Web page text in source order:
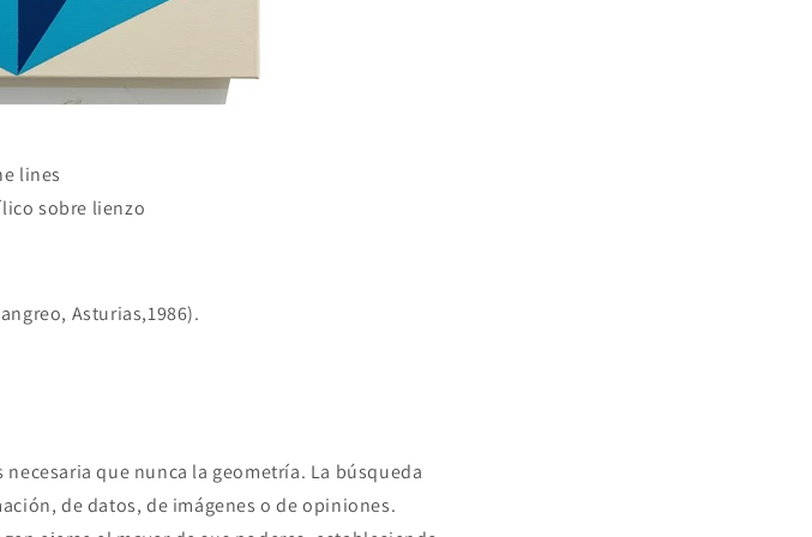
lines
sobre lienzo
Asturias,1986).
que nunca la geometría. La búsqueda
de datos, de imágenes o de opiniones.